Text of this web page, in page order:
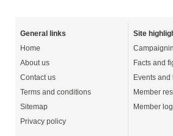
General links
Home
About us
Contact us
Terms and conditions
Sitemap
Privacy policy
Site
Facts and
Events and
Member
Member